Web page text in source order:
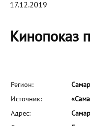
17.12.2019
Кинопоказ
Регион:
Источник:
Адрес: